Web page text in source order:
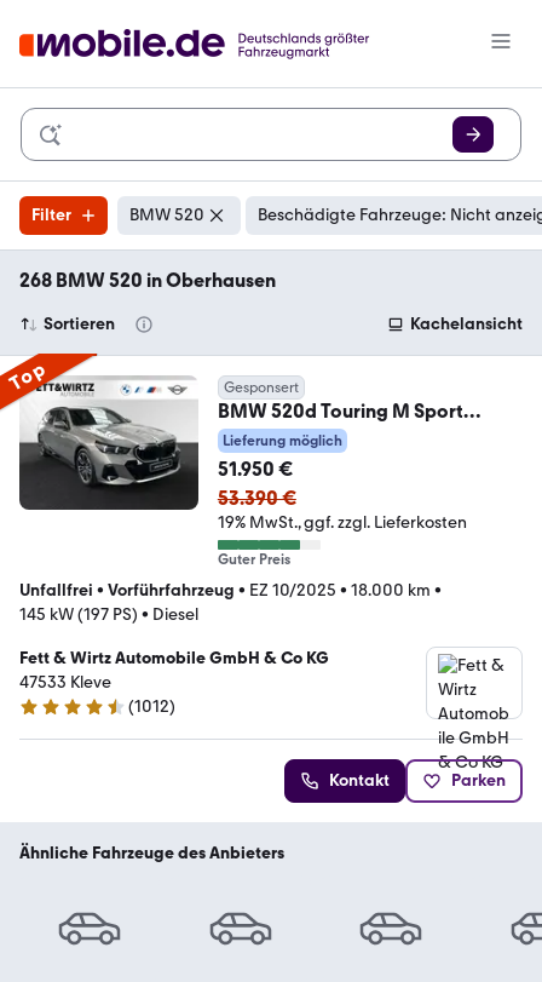
Filter BMW 520 Beschädigte Fahrzeuge: Nicht
268 BMW 520 in Oberhausen
Sortieren Kachelansicht
Top Gesponsert
BMW 520d Touring M Sport
Pro|AHK|Head-Up|Harman/Kard
Lieferung möglich
51.950 €
53.390 €
19% MwSt. ggf. zzgl. Lieferkosten
Guter Preis
Unfallfrei • Vorführfahrzeug • EZ 10/2025 • 18.000 km •
145 kW (197 PS) • Diesel
Fett & Wirtz Automobile GmbH & Co KG
47533 Kleve
4.6 Sterne
(1012)
Kontakt Parken
Ähnliche Fahrzeuge des Anbieters